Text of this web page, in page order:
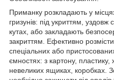
Приманку розкладають у
гризунів: під укриттям,
кутах, або закладають
закриттям. Ефективно
спеціальних або
ємностях: з картону, пластику,
невеликих ящиках, коробках.